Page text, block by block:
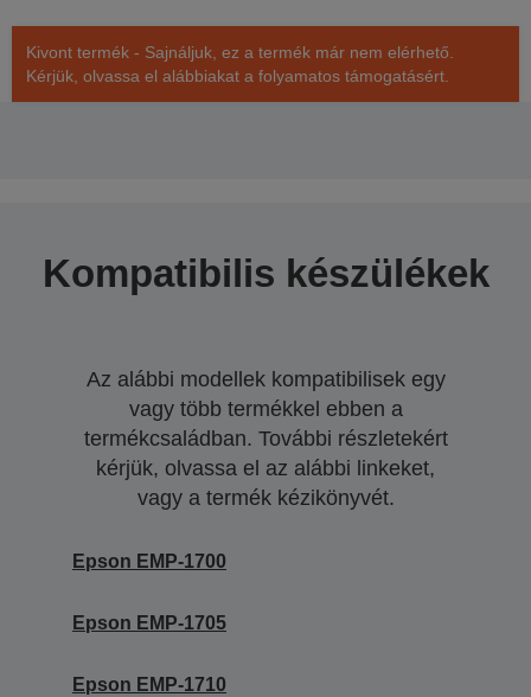
Kivont termék - Sajnáljuk, ez a termék már nem elérhető.
Kérjük, olvassa el alábbiakat a folyamatos támogatásért.
Kompatibilis készülékek
Az alábbi modellek kompatibilisek egy
vagy több termékkel ebben a
termékcsaládban. További részletekért
kérjük, olvassa el az alábbi linkeket,
vagy a termék kézikönyvét.
Epson EMP-1700
Epson EMP-1705
Epson EMP-1710